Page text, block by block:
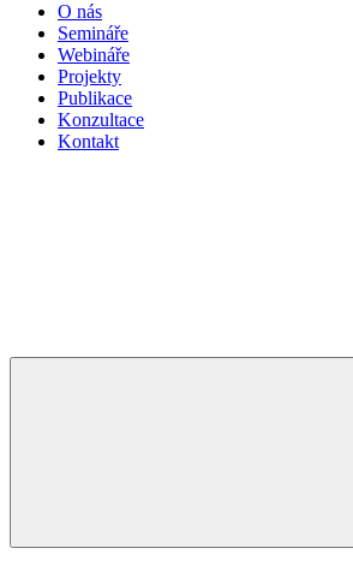
O nás
Semináře
Webináře
Projekty
Publikace
Konzultace
Kontakt